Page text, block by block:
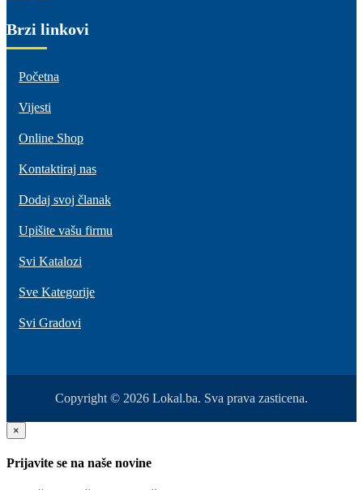
Brzi linkovi
Početna
Vijesti
Online Shop
Kontaktiraj nas
Dodaj svoj članak
Upišite vašu firmu
Svi Katalozi
Sve Kategorije
Svi Gradovi
Copyright © 2026 Lokal.ba. Sva prava zasticena.
×
Prijavite se na naše novine